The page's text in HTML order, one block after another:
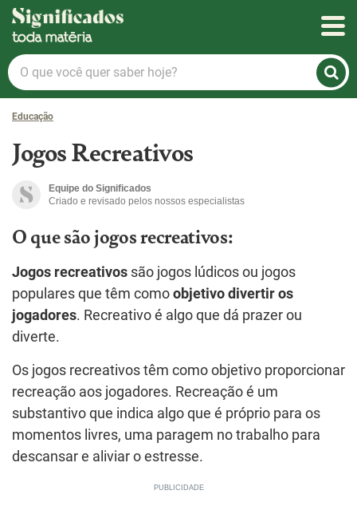
Significados
O
que
você
quer
hoje?
Educação
Jogos Recreativos
Equipe do Significados
Criado e revisado pelos nossos especialistas
O que são jogos recreativos:
Jogos recreativos são jogos lúdicos ou jogos
populares que têm como objetivo divertir os
jogadores. Recreativo é algo que dá prazer ou
diverte.
Os jogos recreativos têm como objetivo proporcionar
recreação aos jogadores. Recreação é um
substantivo que indica algo que é próprio para os
momentos livres, uma paragem no trabalho para
descansar e aliviar o estresse.